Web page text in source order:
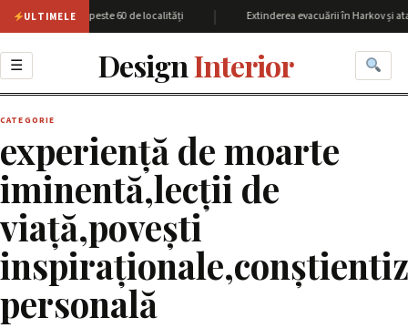
ULTIMELE
Harkov cu peste 60 de localități Extinderea evacuării în Harkov și
☰ DesignInterior
CATEGORIE
experiență de moarte
iminentă,lecții de
viață,povești
personală